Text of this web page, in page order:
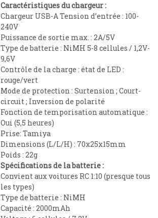
Caractéristiques du chargeur :
Chargeur USB-A Tension d’entrée : 100-
240V
Puissance de sortie max. : 2A/5V
Type de batterie : NiMH 5-8 cellules / 1,2V-
9,6V
Contrôle de la charge : état de LED :
rouge/vert
Mode de protection : Surtension ; Court-
circuit ; Inversion de polarité
Fonction de temporisation automatique :
Oui (5,5 heures)
Prise: Tamiya
Dimensions (L/L/H) : 70x25x15mm
Poids : 22g
Spécifications de la batterie :
Convient aux voitures RC 1:10 (presque tous
les types)
Type de batterie : NiMH
Capacité : 2000mAh